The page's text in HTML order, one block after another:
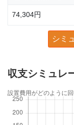
74,304円
シミ
収支シミュレ
設置費用がどのように